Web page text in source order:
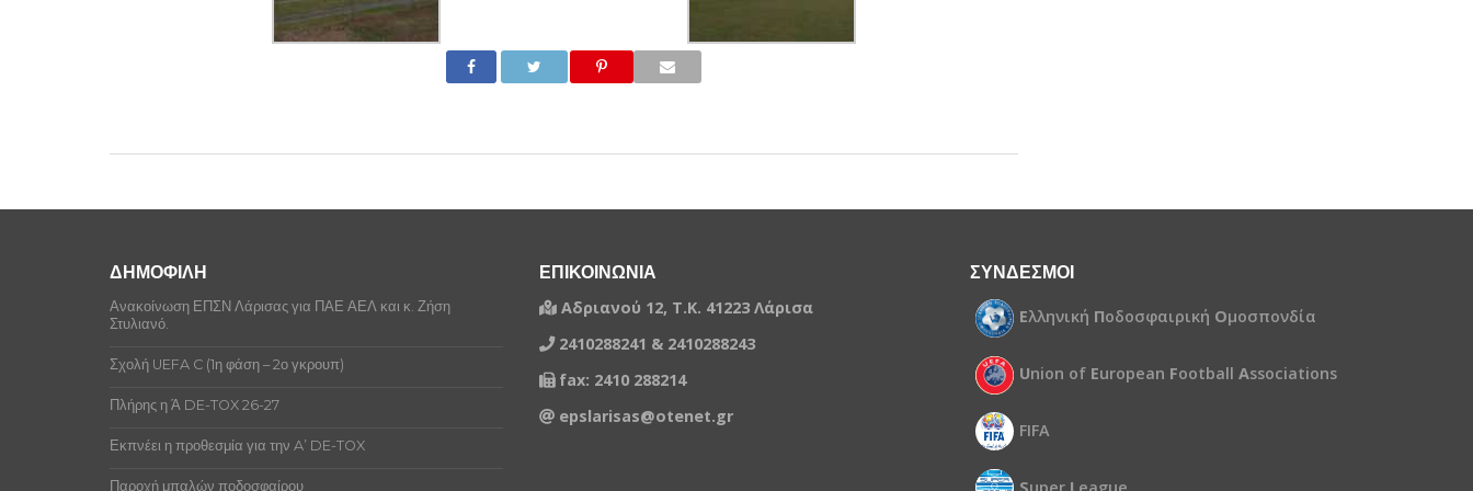
ΔΗΜΟΦΙΛΗ
Ανακοίνωση ΕΠΣΝ Λάρισας για ΠΑΕ ΑΕΛ και κ. Ζήση
Στυλιανό.
Σχολή UEFA C (1η φάση – 2ο γκρουπ)
Πλήρης η Ά DE-TOX 26-27
Εκπνέει η προθεσμία για την A’ DE-TOX
Παροχή μπαλών ποδοσφαίρου
ΕΠΙΚΟΙΝΩΝΙΑ
Αδριανού 12, Τ.Κ. 41223 Λάρισα
2410288241 & 2410288243
fax: 2410 288214
epslarisas@otenet.gr
ΣΥΝΔΕΣΜΟΙ
Ελληνική Ποδοσφαιρική Ομοσπονδία
Union of European Football Associations
FIFA
Super L eague